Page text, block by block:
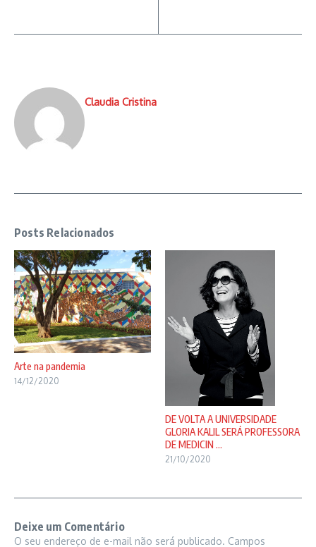
Claudia Cristina
Posts Relacionados
Arte na pandemia
14/12/2020
DE VOLTA A UNIVERSIDADE
GLORIA KALIL SERÁ PROFESSORA
DE MEDICIN ...
21/10/2020
Deixe um Comentário
O seu endereço de e-mail não será publicado. Campos